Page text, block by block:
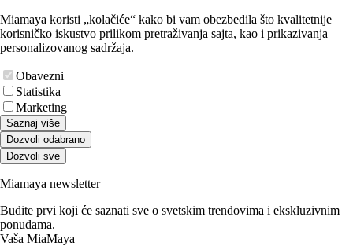
Miamaya koristi „kolačiće“ kako bi vam obezbedila što kvalitetnije
korisničko iskustvo prilikom pretraživanja sajta, kao i prikazivanja
personalizovanog sadržaja.
Obavezni
Statistika
Marketing
Saznaj više
Dozvoli odabrano
Dozvoli sve
Miamaya newsletter
Budite prvi koji će saznati sve o svetskim trendovima i ekskluzivnim
ponudama.
Vaša MiaMaya